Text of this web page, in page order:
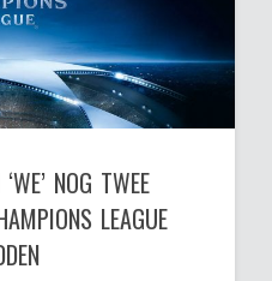
NOG TWEE
LEAGUE